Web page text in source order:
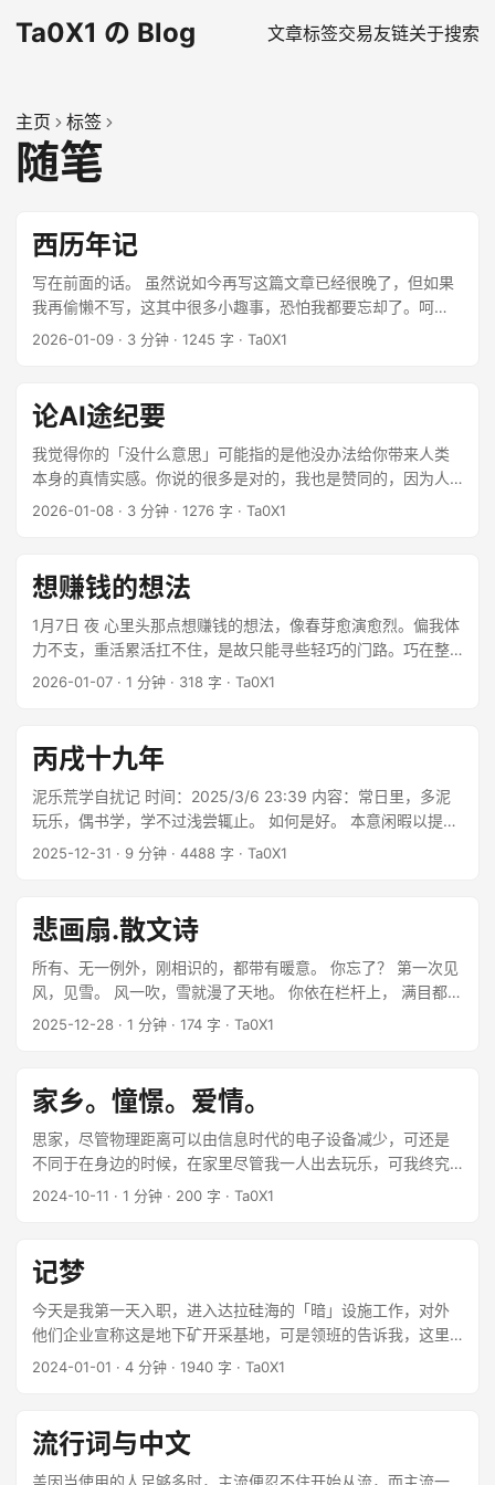
Ta0X1 の Blog 文章标签交易友链关于搜索
主页 标签
随笔
西历年记
写在前面的话。 虽然说如今再写这篇文章已经很晚了，但如果
我再偷懒不写，这其中很多小趣事，恐怕我都要忘却了。呵
呵！我总是这么懈怠，从有想法到现在，竟然拖了这么多天。
2026-01-09 · 3 分钟 · 1245 字 · Ta0X1
论AI途纪要
我觉得你的「没什么意思」可能指的是他没办法给你带来人类
本身的真情实感。你说的很多是对的，我也是赞同的，因为人
类个体本身具有极大的差异性。中国人和美国人有很大的不
可代替的所在。 ...
2026-01-08 · 3 分钟 · 1276 字 · Ta0X1
想赚钱的想法
1月7日 夜 心里头那点想赚钱的想法，像春芽愈演愈烈。偏我体
力不支，重活累活扛不住，是故只能寻些轻巧的门路。巧在整
日和游戏的饰品打交道，一来二去，心里寻了些平台间的缝隙
2026-01-07 · 1 分钟 · 318 字 · Ta0X1
丙戌十九年
泥乐荒学自扰记 时间：2025/3/6 23:39 内容：常日里，多泥
玩乐，偶书学，学不过浅尝辄止。 如何是好。 本意闲暇以提
自，读书，习字，却终日里嬉戏， 业精于勤，荒于嬉，陈之前
2025-12-31 · 9 分钟 · 4488 字 · Ta0X1
悲画扇.散文诗
所有、无一例外，刚相识的，都带有暖意。 你忘了？ 第一次见
风，见雪。 风一吹，雪就漫了天地。 你依在栏杆上， 满目都是
白，风一吹，酒就醒了。 你说，风有心气、雪怀情。 ...
2025-12-28 · 1 分钟 · 174 字 · Ta0X1
家乡。憧憬。爱情。
思家，尽管物理距离可以由信息时代的电子设备减少，可还是
不同于在身边的时候，在家里尽管我一人出去玩乐，可我终究
知道"他们不偏不倚的在那不奢华的小屋里"，他们离我很近，听
2024-10-11 · 1 分钟 · 200 字 · Ta0X1
记梦
今天是我第一天入职，进入达拉硅海的「暗」设施工作，对外
他们企业宣称这是地下矿开采基地，可是领班的告诉我，这里
是其实是企业偷偷建立的石油运输基地，油管从远处运来，到
任务其实很简单，就是每天检查维修设施，在封闭的海底基
地，顺着管道检查管道是否泄露，保证安全性，让那猩红的红
管老实的躺在海底基地。 ...
2024-01-01 · 4 分钟 · 1940 字 · Ta0X1
流行词与中文
盖因当使用的人足够多时，主流便忍不住开始从流，而主流一